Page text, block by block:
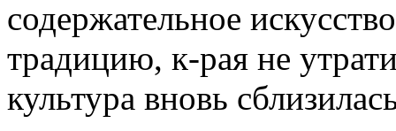
содержательное
традицию, к-рая не
культура вновь